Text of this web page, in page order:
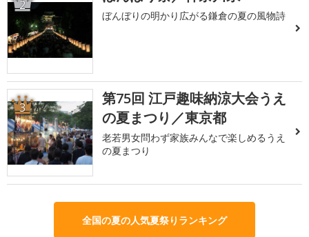
2
ぼんぼりの明かり広がる鎌倉の夏の風物詩
3
第75回 江戸趣味納涼大会うえ
の夏まつり／東京都
老若男女問わず家族みんなで楽しめるうえ
の夏まつり
全国の夏の人気夏祭りランキング